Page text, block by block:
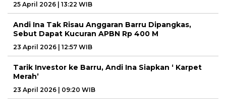
25 April 2026 | 13:22 WIB
Andi Ina Tak Risau Anggaran Barru Dipangkas,
Sebut Dapat Kucuran APBN Rp 400 M
23 April 2026 | 12:57 WIB
Tarik Investor ke Barru, Andi Ina Siapkan ‘ Karpet
Merah’
23 April 2026 | 09:20 WIB